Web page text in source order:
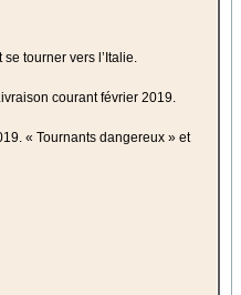
tourner vers l’Italie.
courant février 2019.
« Tournants dangereux » et